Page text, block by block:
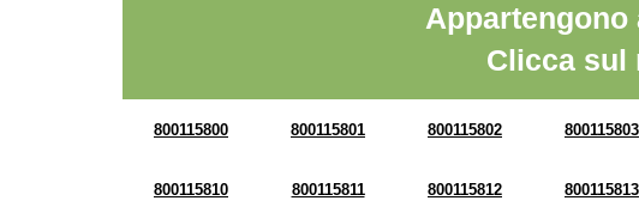
Appartengono
Clicca sul
800115800 800115801 800115802 800115803
800115810 800115811 800115812 800115813